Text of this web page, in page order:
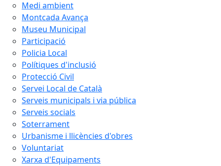
Medi ambient
Montcada Avança
Museu Municipal
Participació
Policia Local
Polítiques d'inclusió
Protecció Civil
Servei Local de Català
Serveis municipals i via pública
Serveis socials
Soterrament
Urbanisme i llicències d'obres
Voluntariat
Xarxa d'Equipaments